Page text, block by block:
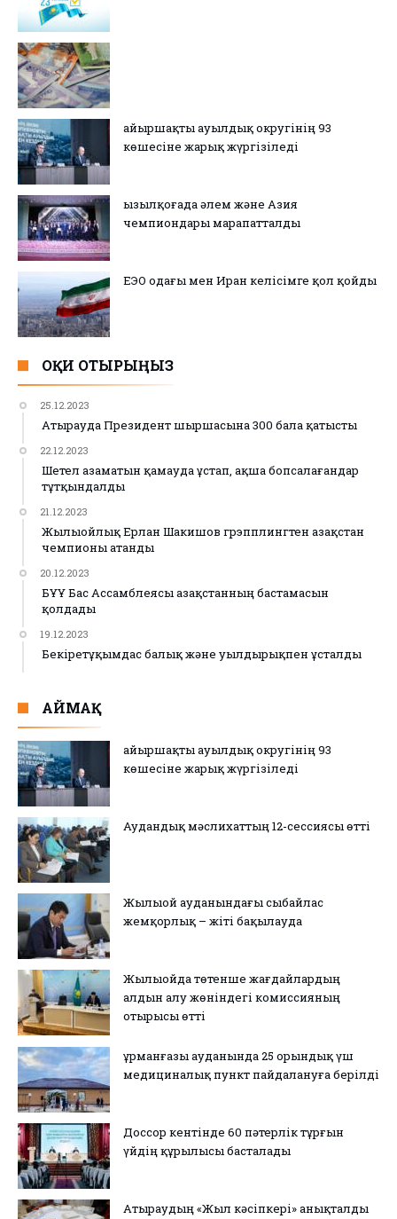
Қайыршақты ауылдық округінің 93
көшесіне жарық жүргізіледі
Қызылқоғада әлем және Азия
чемпиондары марапатталды
ЕЭО одағы мен Иран келісімге қол қойды
ОҚИ ОТЫРЫҢЫЗ
25.12.2023
Атырауда Президент шыршасына 300 бала қатысты
22.12.2023
Шетел азаматын қамауда ұстап, ақша бопсалағандар
тұтқындалды
21.12.2023
Жылыойлық Ерлан Шакишов грэпплингтен Қазақстан
чемпионы атанды
20.12.2023
БҰҰ Бас Ассамблеясы Қазақстанның бастамасын
қолдады
19.12.2023
Бекіретұқымдас балық және уылдырықпен ұсталды
АЙМАҚ
Қайыршақты ауылдық округінің 93
көшесіне жарық жүргізіледі
Аудандық мәслихаттың 12-сессиясы өтті
Жылыой ауданындағы сыбайлас
жемқорлық – жіті бақылауда
Жылыойда төтенше жағдайлардың
алдын алу жөніндегі комиссияның
отырысы өтті
Құрманғазы ауданында 25 орындық үш
медициналық пункт пайдалануға берілді
Доссор кентінде 60 пәтерлік тұрғын
үйдің құрылысы басталады
Атыраудың «Жыл кәсіпкері» анықталды